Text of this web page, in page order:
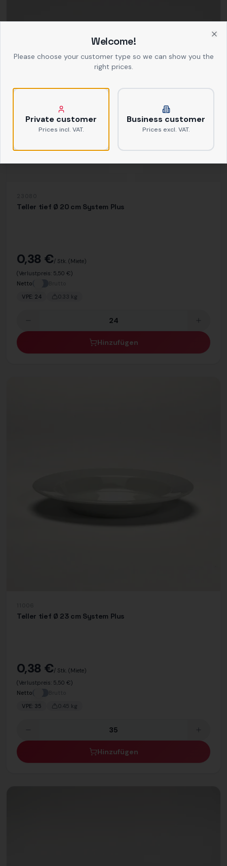
Teller tief Ø 20 cm System Plus
0,38 €/ Stk.(Miete)
(Verlustpreis: 5,50 €)
Netto
VPE: 24 0.33 kg
Hinzufügen
Teller tief Ø 23 cm System Plus
0,38 €/ Stk.(Miete)
(Verlustpreis: 5,50 €)
Netto
VPE: 35 0.45 kg
Hinzufügen
Welcome!
Please choose your customer type so we can show you the
right prices.
Private customer
Prices incl. VAT.
Business customer
Prices excl. VAT.